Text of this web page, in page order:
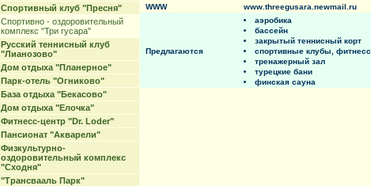
Спортивный клуб "Пресня"
Спортивно - оздоровительный
комплекс "Три гусара"
Русский теннисный клуб
"Лианозово"
Дом отдыха "Планерное"
Парк-отель "Огниково"
База отдыха "Бекасово"
Дом отдыха "Елочка"
Фитнесс-центр "Dr. Loder"
Пансионат "Акварели"
Физкультурно-
оздоровительный комплекс
"Сходня"
"Трансвааль Парк"
WWW
www.threegusara.newmail.ru
Предлагаются
аэробика
бассейн
закрытый теннисный корт
спортивные клубы, фитнесс
тренажерный зал
турецкие бани
финская сауна